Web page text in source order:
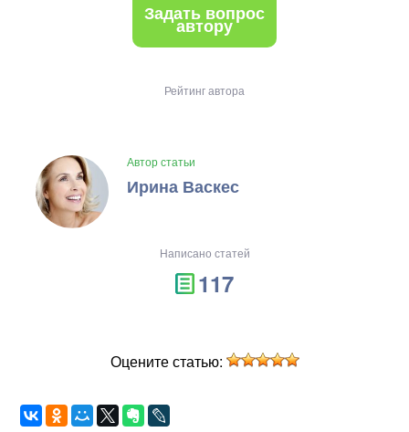
Задать вопрос
автору
Рейтинг автора
Автор статьи
Ирина Васкес
Написано статей
117
Оцените статью: